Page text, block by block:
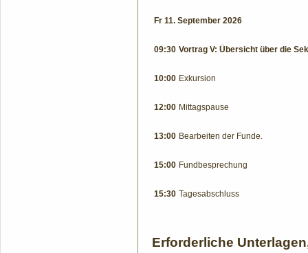
Fr 11. September 2026
09:30 Vortrag V: Übersicht über die
10:00 Exkursion
12:00 Mittagspause
13:00 Bearbeiten der Funde.
15:00 Fundbesprechung
15:30 Tagesabschluss
Erforderliche